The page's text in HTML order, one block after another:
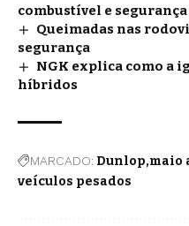
combustível e segurança
Queimadas nas
segurança
NGK explica como a
híbridos
MARCADO: Dunlop maio
veículos pesados